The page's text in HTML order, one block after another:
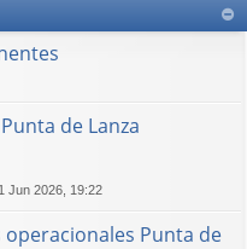
de Lanza
Jun 2026, 19:22
operacionales Punta de